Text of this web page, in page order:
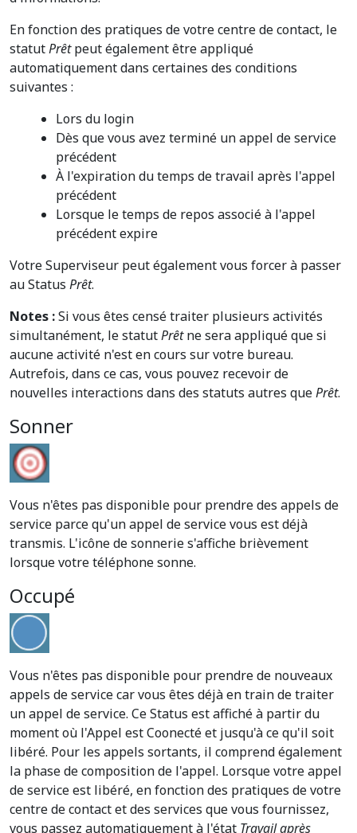
En fonction des pratiques de votre centre de contact, le
statutPrêtpeut également être appliqué
automatiquement dans certaines des conditions
suivantes :
Lors du login
Dès que vous avez terminé un appel de service
précédent
À l'expiration du temps de travail après l'appel
précédent
Lorsque le temps de repos associé à l'appel
précédent expire
Votre Superviseur peut également vous forcer à passer
au Status Prêt.
Notes :Si vous êtes censé traiter plusieurs activités
simultanément, le statutPrêtne sera appliqué que si
aucune activité n'est en cours sur votre bureau.
Autrefois, dans ce cas, vous pouvez recevoir de
nouvelles interactions dans des statuts autres quePrêt.
Sonner
Vous n'êtes pas disponible pour prendre des appels de
service parce qu'un appel de service vous est déjà
transmis. L'icône de sonnerie s'affiche brièvement
lorsque votre téléphone sonne.
Occupé
Vous n'êtes pas disponible pour prendre de nouveaux
appels de service car vous êtes déjà en train de traiter
un appel de service. Ce Status est affiché à partir du
moment où l'Appel est Coonecté et jusqu'à ce qu'il soit
libéré. Pour les appels sortants, il comprend également
la phase de composition de l'appel. Lorsque votre appel
de service est libéré, en fonction des pratiques de votre
centre de contact et des services que vous fournissez,
vous passez automatiquement à l'état Travail après